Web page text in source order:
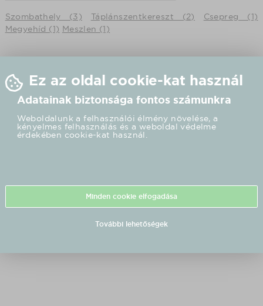
Szombathely (3) Táplánszentkereszt (2)
Csepreg (1)
Megyehíd (1) Meszlen (1)
Ez az oldal cookie-kat használ
Adatainak biztonsága fontos számunkra
Weboldalunk a felhasználói élmény növelése, a
kényelmes felhasználás és a weboldal védelme
érdekében cookie-kat használ.
Minden cookie elfogadása
További lehetőségek